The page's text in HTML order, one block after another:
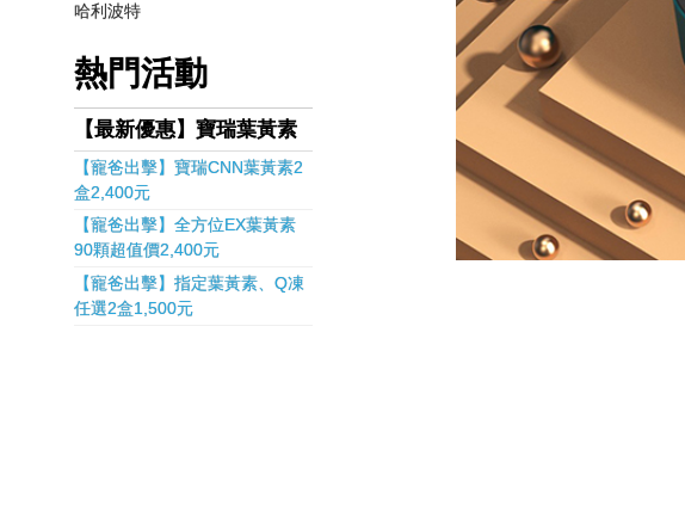
哈利波特
熱門活動
【最新優惠】寶瑞葉黃素
【寵爸出擊】寶瑞CNN葉黃素2
盒2,400元
【寵爸出擊】全方位EX葉黃素
90顆超值價2,400元
【寵爸出擊】指定葉黃素、Q凍
任選2盒1,500元